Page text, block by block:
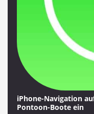
iPhone-Navigation
Pontoon-Boote ein